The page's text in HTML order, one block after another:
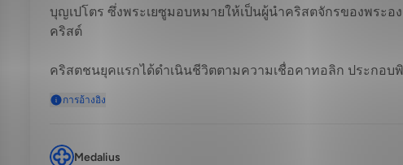
บุญเปโตร ซึ่งพระเยซูมอบหมายให้เป็นผู้นำคริสตจักรของพระ
คริสต์
คริสตชนยุคแรกได้ดำเนินชีวิตตามความเชื่อคาทอลิก ประกอ
การอ้างอิง
Medalius